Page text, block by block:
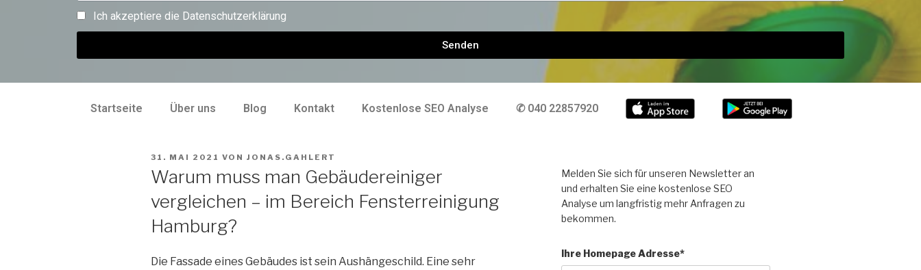
Ich akzeptiere die Datenschutzerklärung
Senden
Startseite Über uns Blog Kontakt Kostenlose SEO Analyse ✆ 040 22857920
31. MAI 2021 VON JONAS.GAHLERT
Warum muss man Gebäudereiniger
vergleichen – im Bereich Fensterreinigung
Hamburg?
Die Fassade eines Gebäudes ist sein Aushängeschild. Eine sehr
Melden Sie sich für unseren Newsletter an
und erhalten Sie eine kostenlose SEO
Analyse um langfristig mehr Anfragen zu
bekommen.
Ihre Homepage Adresse*